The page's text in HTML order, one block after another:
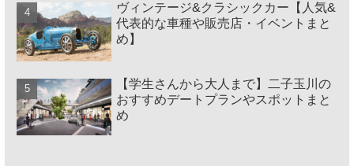
ヴィンテージ&クラシックカー【人気&
代表的な車種や販売店・イベントまと
め】
【学生さんから大人まで】二子玉川の
おすすめデートプランやスポットまと
め